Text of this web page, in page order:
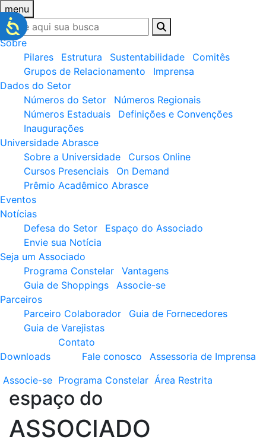
menu
Sobre
Pilares
Estrutura Sustentabilidade
Comitês
Grupos de Relacionamento
Imprensa
Dados do Setor
Números do Setor
Números Regionais
Números Estaduais
Definições e Convenções
Inaugurações
Universidade Abrasce
Sobre a Universidade
Cursos Online
Cursos Presenciais
On Demand
Prêmio Acadêmico Abrasce
Eventos
Notícias
Defesa do Setor
Espaço do Associado
Envie sua Notícia
Seja um Associado
Programa Constelar
Vantagens
Guia de Shoppings
Associe-se
Parceiros
Parceiro Colaborador
Guia de Fornecedores
Guia de Varejistas
Downloads
Contato
Fale conosco
Assessoria de Imprensa
Associe-se Programa Constelar Área Restrita
espaço do
ASSOCIADO